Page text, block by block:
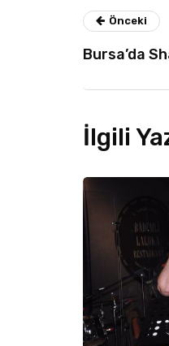
Önceki
Bursa’da
İlgili